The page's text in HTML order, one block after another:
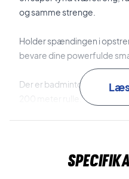
og samme strenge.
Holder spændingen i
bevare dine powerfulde
Der er badminton
200 meter rulle.
Yonex strengeskema: